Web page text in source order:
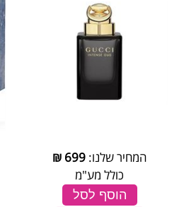
המחיר שלנו: 699
₪
כולל מע"מ
הוסף לסל